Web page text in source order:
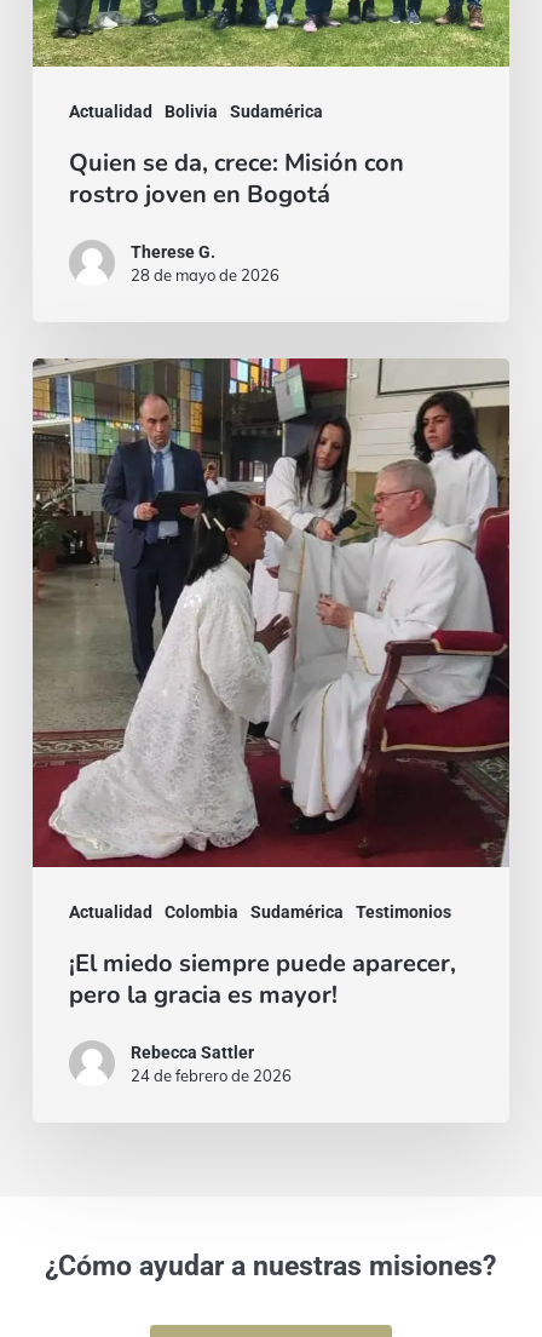
Actualidad Bolivia Sudamérica
rostro
joven
Quien se da, crece: Misión con
rostro joven en Bogotá
Therese G.
28 de mayo de 2026
Actualidad Colombia Sudamérica Testimonios
¡El
miedo
siempre
puede
aparecer,
pero
la
es
mayor!
¡El miedo siempre puede aparecer,
pero la gracia es mayor!
Rebecca Sattler
24 de febrero de 2026
¿Cómo ayudar a nuestras misiones?